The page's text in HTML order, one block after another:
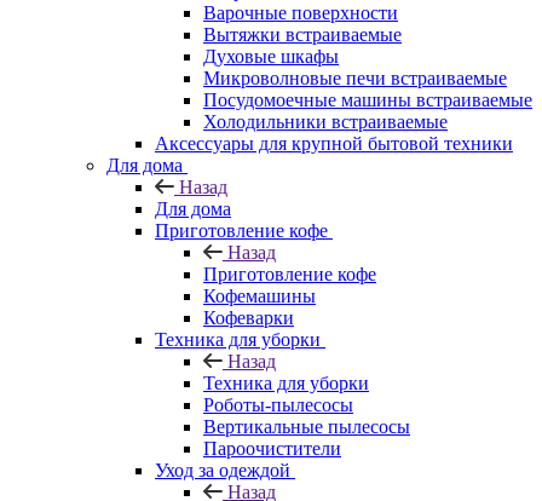
Варочные поверхности
Вытяжки встраиваемые
Духовые шкафы
Микроволновые печи встраиваемые
Посудомоечные машины встраиваемые
Холодильники встраиваемые
Аксессуары для крупной бытовой техники
Для дома
Назад
Для дома
Приготовление кофе
Назад
Приготовление кофе
Кофемашины
Кофеварки
Техника для уборки
Назад
Техника для уборки
Роботы-пылесосы
Вертикальные пылесосы
Пароочистители
Уход за одеждой
Назад